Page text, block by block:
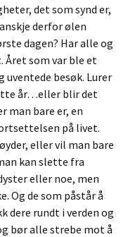
det som synd er,
derfor ølen
dagen? Har alle og
Året som var ble et
uventede besøk. Lurer
år…eller blir det
man bare er, en
på livet.
eller vil man bare
kan slette fra
eller noe, men
Og de som påstår å
dere rundt i verden og
bør alle strebe mot å